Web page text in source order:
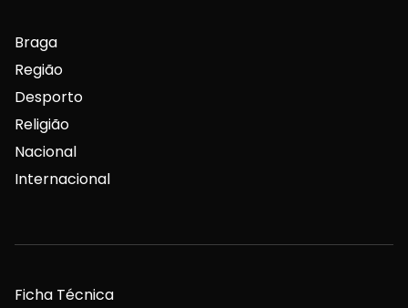
Braga
Região
Desporto
Religião
Nacional
Internacional
Ficha Técnica